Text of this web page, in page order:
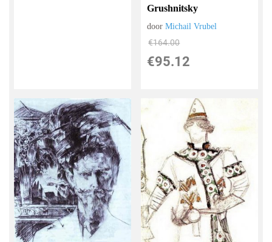
Grushnitsky
doorMichail Vrubel
€164.00
€95.12